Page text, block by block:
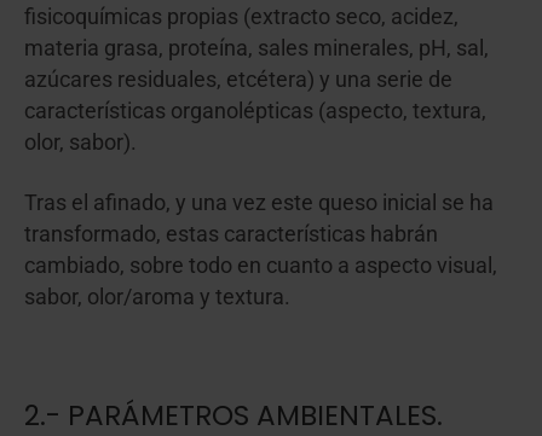
fisicoquímicas propias (extracto seco, acidez,
materia grasa, proteína, sales minerales, pH, sal,
azúcares residuales, etcétera) y una serie de
características organolépticas (aspecto, textura,
olor, sabor).
Tras el afinado, y una vez este queso inicial se ha
transformado, estas características habrán
cambiado, sobre todo en cuanto a aspecto visual,
sabor, olor/aroma y textura.
2.- PARÁMETROS AMBIENTALES.